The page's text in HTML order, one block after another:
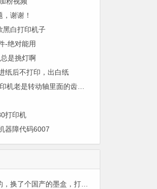
谢谢！
黑白打印机子
-绝对能用
是挑灯啊
纸后不打印，出白纸
里面的齿轮打断了，新的才换上去几天又断了
打印机
器障代码6007
个国产的墨盒，打印不出红色的